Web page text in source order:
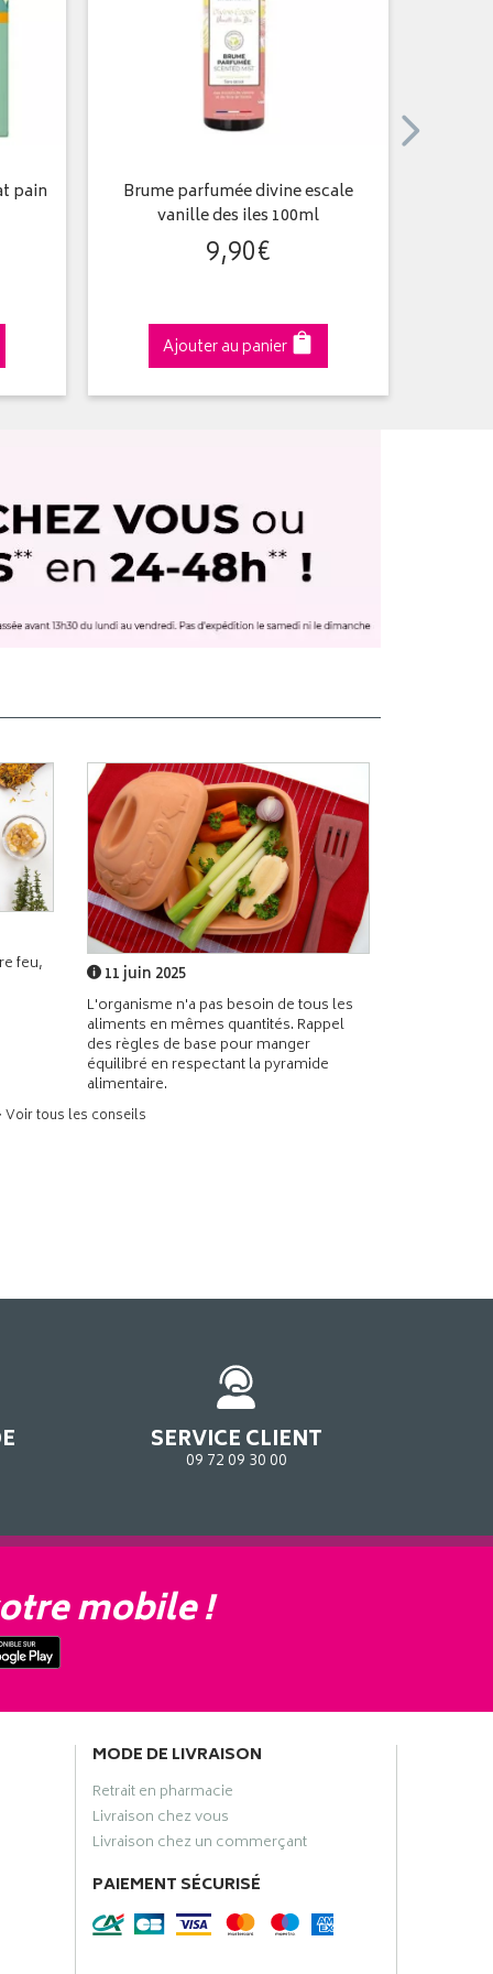
pain
Brume parfumée divine escale
vanille des iles 100ml
9,90€
Ajouter au panier
feu,
11 juin 2025
L'organisme n'a pas besoin de tous les
aliments en mêmes quantités. Rappel
des règles de base pour manger
équilibré en respectant la pyramide
alimentaire.
Voir tous les conseils
SERVICE CLIENT
09 72 09 30 00
mobile !
MODE DE LIVRAISON
Retrait en pharmacie
Livraison chez vous
Livraison chez un commerçant
PAIEMENT SÉCURISÉ